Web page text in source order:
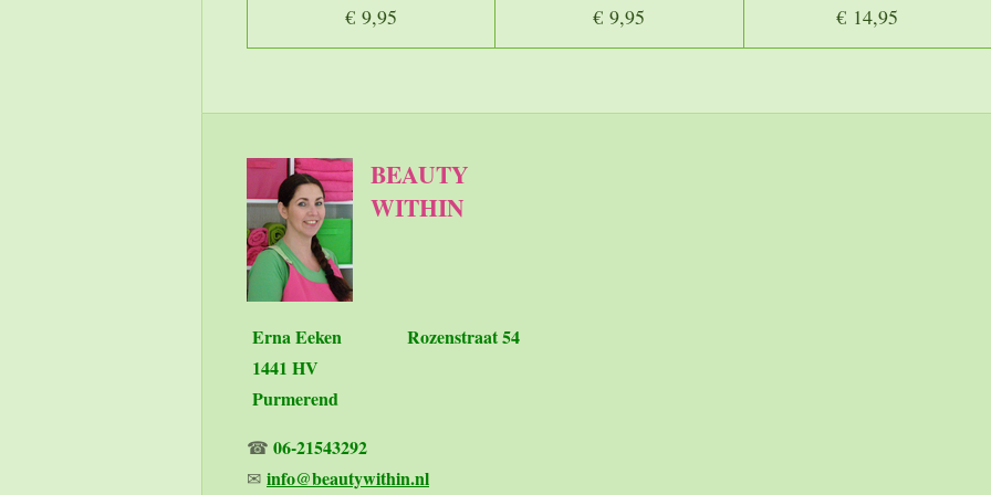
€ 9,95 € 9,95 € 14,95
BEAUTY
WITHIN
Erna Eeken Rozenstraat 54
1441 HV
Purmerend
☎ 06-21543292
✉ info@beautywithin.nl